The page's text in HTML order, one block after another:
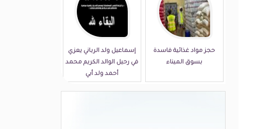
حجز مواد غذائية فاسدة
بسوق الميناء
إسماعيل ولد الرباني يعزي
في رحيل الوالد الكريم محمد
أحمد ولد أبي